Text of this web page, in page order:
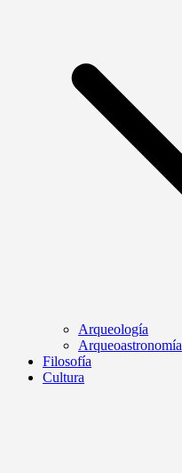
Arqueología
Arqueoastronomía
Filosofía
Cultura